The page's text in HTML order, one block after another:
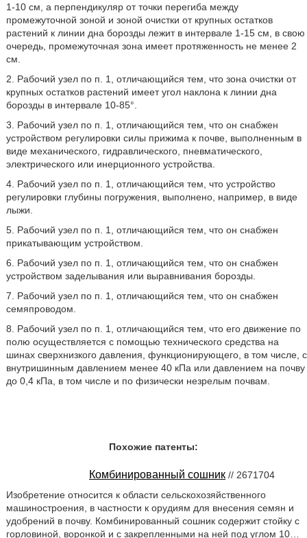
1-10 см, а перпендикуляр от точки перегиба между
промежуточной зоной и зоной очистки от крупных остатков
растений к линии дна борозды лежит в интервале 1-15 см, в свою
очередь, промежуточная зона имеет протяженность не менее 2
см.
2. Рабочий узел по п. 1, отличающийся тем, что зона очистки от
крупных остатков растений имеет угол наклона к линии дна
борозды в интервале 10-85°.
3. Рабочий узел по п. 1, отличающийся тем, что он снабжен
устройством регулировки силы прижима к почве, выполненным в
виде механического, гидравлического, пневматического,
электрического или инерционного устройства.
4. Рабочий узел по п. 1, отличающийся тем, что устройство
регулировки глубины погружения, выполнено, например, в виде
лыжи.
5. Рабочий узел по п. 1, отличающийся тем, что он снабжен
прикатывающим устройством.
6. Рабочий узел по п. 1, отличающийся тем, что он снабжен
устройством заделывания или выравнивания борозды.
7. Рабочий узел по п. 1, отличающийся тем, что он снабжен
семяпроводом.
8. Рабочий узел по п. 1, отличающийся тем, что его движение по
полю осуществляется с помощью технического средства на
шинах сверхнизкого давления, функционирующего, в том числе, с
внутришинным давлением менее 40 кПа или давлением на почву
до 0,4 кПа, в том числе и по физически незрелым почвам.
Похожие патенты:
Комбинированный сошник // 2671704
Изобретение относится к области сельскохозяйственного
машиностроения, в частности к орудиям для внесения семян и
удобрений в почву. Комбинированный сошник содержит стойку с
горловиной, воронкой и с закрепленными на ней под углом 10…